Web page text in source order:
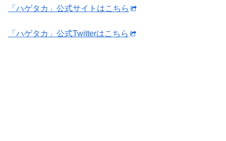
「ハゲタカ」公式サイトはこちら
「ハゲタカ」公式Twitterはこちら